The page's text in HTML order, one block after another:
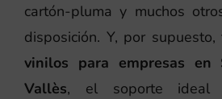
cartón-pluma y muchos
disposición. Y, por
vinilos para empresas en
Vallès, el soporte ideal